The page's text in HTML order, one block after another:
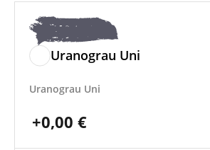
Uranograu Uni
Uranograu Uni
+0,00 €